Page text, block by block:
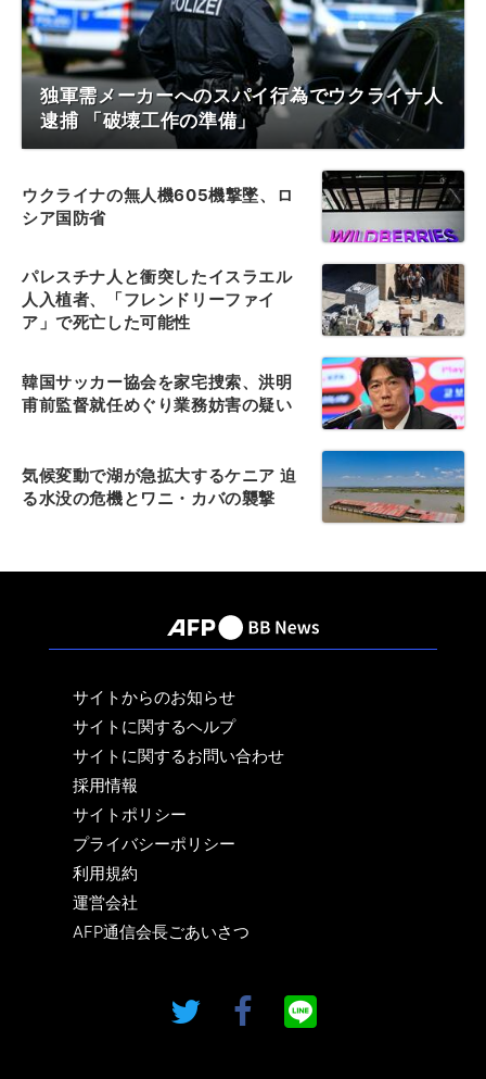
独軍需メーカーへのスパイ行為でウクライナ人
逮捕 「破壊工作の準備」
ウクライナの無人機605機撃墜、ロ
シア国防省
パレスチナ人と衝突したイスラエル
人入植者、「フレンドリーファイ
ア」で死亡した可能性
韓国サッカー協会を家宅捜索、洪明
甫前監督就任めぐり業務妨害の疑い
気候変動で湖が急拡大するケニア 迫
る水没の危機とワニ・カバの襲撃
サイトからのお知らせ
サイトに関するヘルプ
サイトに関するお問い合わせ
採用情報
サイトポリシー
プライバシーポリシー
利用規約
運営会社
AFP通信会長ごあいさつ